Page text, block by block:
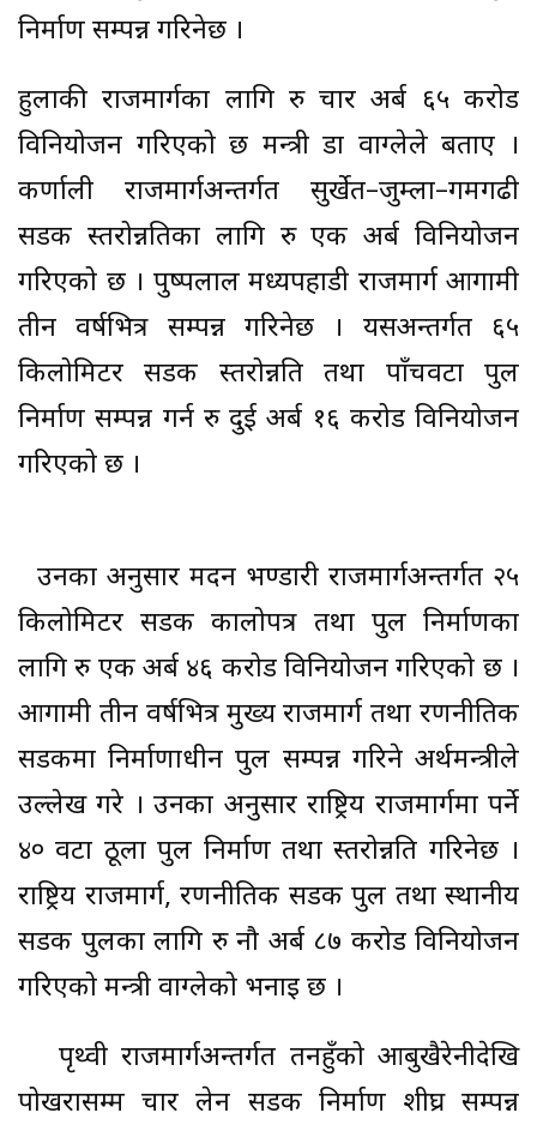
निर्माण सम्पन्न गरिनेछ ।
हुलाकी राजमार्गका लागि रु चार अर्ब ६५ करोड
विनियोजन गरिएको छ मन्त्री डा वाग्लेले बताए ।
कर्णाली राजमार्गअन्तर्गत सुर्खेत–जुम्ला–गमगढी
सडक स्तरोन्नतिका लागि रु एक अर्ब विनियोजन
गरिएको छ । पुष्पलाल मध्यपहाडी राजमार्ग आगामी
तीन वर्षभित्र सम्पन्न गरिनेछ । यसअन्तर्गत ६५
किलोमिटर सडक स्तरोन्नति तथा पाँचवटा पुल
निर्माण सम्पन्न गर्न रु दुई अर्ब १६ करोड विनियोजन
गरिएको छ ।
उनका अनुसार मदन भण्डारी राजमार्गअन्तर्गत २५
किलोमिटर सडक कालोपत्र तथा पुल निर्माणका
लागि रु एक अर्ब ४६ करोड विनियोजन गरिएको छ ।
आगामी तीन वर्षभित्र मुख्य राजमार्ग तथा रणनीतिक
सडकमा निर्माणाधीन पुल सम्पन्न गरिने अर्थमन्त्रीले
उल्लेख गरे । उनका अनुसार राष्ट्रिय राजमार्गमा पर्ने
४० वटा ठूला पुल निर्माण तथा स्तरोन्नति गरिनेछ ।
राष्ट्रिय राजमार्ग, रणनीतिक सडक पुल तथा स्थानीय
सडक पुलका लागि रु नौ अर्ब ८७ करोड विनियोजन
गरिएको मन्त्री वाग्लेको भनाइ छ ।
पृथ्वी राजमार्गअन्तर्गत तनहुँको आबुखैरेनीदेखि
पोखरासम्म चार लेन सडक निर्माण शीघ्र सम्पन्न